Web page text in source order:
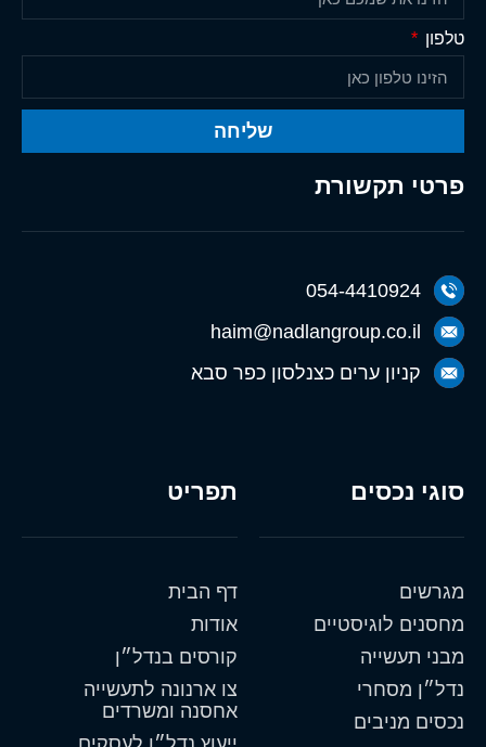
תפריט
דף הבית
אודות
קורסים בנדל״ן
צו ארנונה לתעשייה
אחסנה ומשרדים
סוגי נכסים
מגרשים
מחסנים לוגיסטיים
מבני תעשייה
נדל״ן מסחרי
נכסים מניבים
פרטי תקשורת
054-4410924
haim@nadlangroup.co.il
קניון ערים כצנלסון כפר סבא
טלפון
שליחה